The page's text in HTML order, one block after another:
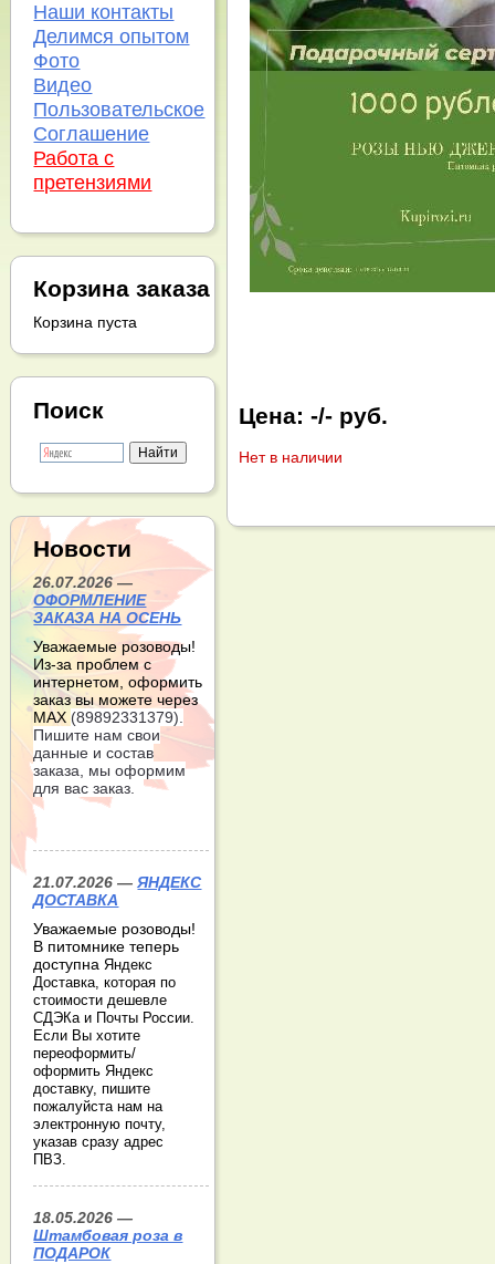
Цена: -/- руб.
Нет в наличии
Наши контакты
Делимся опытом
Фото
Видео
Пользовательское
Соглашение
Работа с
претензиями
Корзина заказа
Корзина пуста
Поиск
Новости
26.07.2026 —
ОФОРМЛЕНИЕ
ЗАКАЗА НА ОСЕНЬ
Уважаемые розоводы!
Из-за проблем с
интернетом, оформить
заказ вы можете через
МАХ (89892331379).
Пишите нам свои
данные и состав
заказа, мы оформим
для вас заказ.
21.07.2026 —ЯНДЕКС
ДОСТАВКА
Уважаемые розоводы!
В питомнике теперь
доступнаЯндекс
Доставка, которая по
стоимости дешевле
СДЭКа и Почты России.
Если Вы хотите
переоформить/
оформить Яндекс
доставку, пишите
пожалуйста нам на
электронную почту,
указав сразу адрес
ПВЗ.
18.05.2026 —
Штамбовая роза в
ПОДАРОК